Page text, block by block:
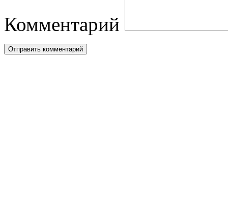
Комментарий